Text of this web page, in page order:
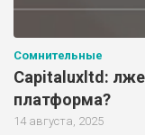
Сомнительные
Capitaluxltd:
платформа?
14 августа, 2025